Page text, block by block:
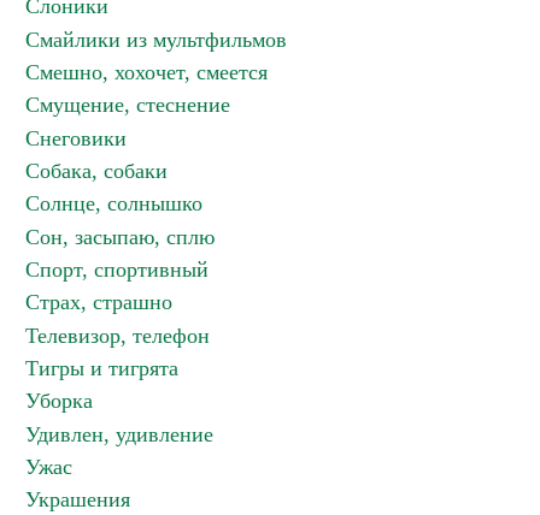
Слоники
Смайлики из мультфильмов
Смешно, хохочет, смеется
Смущение, стеснение
Снеговики
Собака, собаки
Солнце, солнышко
Сон, засыпаю, сплю
Спорт, спортивный
Страх, страшно
Телевизор, телефон
Тигры и тигрята
Уборка
Удивлен, удивление
Ужас
Украшения